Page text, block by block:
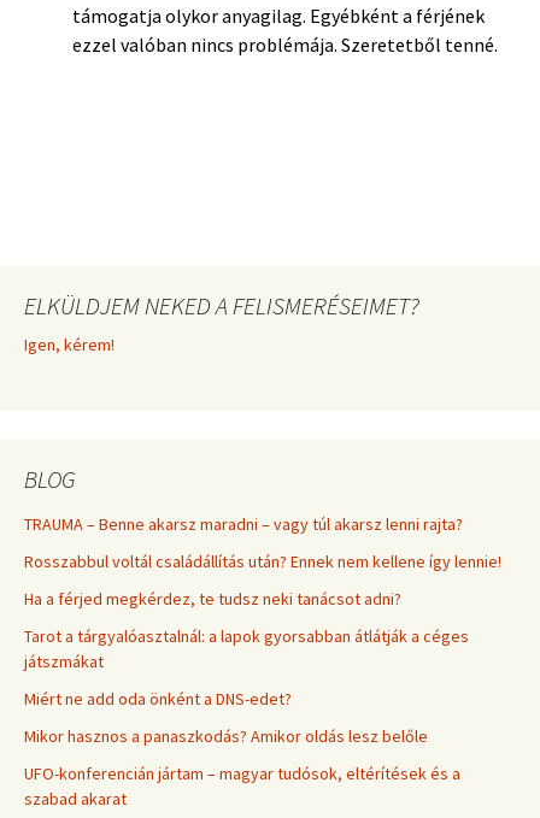
támogatja olykor anyagilag. Egyébként a férjének
ezzel valóban nincs problémája. Szeretetből tenné.
ELKÜLDJEM NEKED A FELISMERÉSEIMET?
Igen, kérem!
BLOG
TRAUMA – Benne akarsz maradni – vagy túl akarsz lenni rajta?
Rosszabbul voltál családállítás után? Ennek nem kellene így lennie!
Ha a férjed megkérdez, te tudsz neki tanácsot adni?
Tarot a tárgyalóasztalnál: a lapok gyorsabban átlátják a céges
játszmákat
Miért ne add oda önként a DNS-edet?
Mikor hasznos a panaszkodás? Amikor oldás lesz belőle
UFO-konferencián jártam – magyar tudósok, eltérítések és a
szabad akarat